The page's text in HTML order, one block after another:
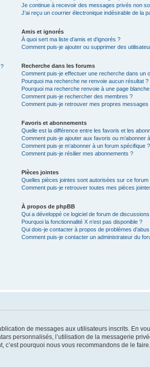
Je continue à recevoir des messages privés non
J’ai reçu un courrier électronique indésirable de la
Amis et ignorés
À quoi sert ma liste d’amis et d’ignorés ?
Comment puis-je ajouter ou supprimer des
Recherche dans les forums
Comment puis-je effectuer une recherche dans un
Pourquoi ma recherche ne renvoie aucun résultat ?
Pourquoi ma recherche renvoie à une page blanche
Comment puis-je rechercher des membres ?
Comment puis-je retrouver mes propres messages
Favoris et abonnements
Quelle est la différence entre les favoris et les
Comment puis-je ajouter aux favoris ou m’abonner
Comment puis-je m’abonner à un forum spécifique ?
Comment puis-je résilier mes abonnements ?
Pièces jointes
Quelles pièces jointes sont autorisées sur ce forum
Comment puis-je retrouver toutes mes pièces
À propos de phpBB
Qui a développé ce logiciel de forum de
Pourquoi la fonctionnalité X n’est pas disponible ?
Qui dois-je contacter à propos de problèmes
Comment puis-je contacter un administrateur du
de messages aux utilisateurs inscrits. En
personnalisés, l’utilisation de la messagerie
c’est pourquoi nous vous recommandons de le faire.